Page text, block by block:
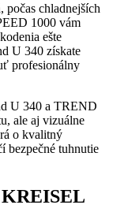
počas chladnejších
1000 vám
ešte
U 340 získate
profesionálny
U 340 a TREND
ale aj vizuálne
o kvalitný
bezpečné tuhnutie
KREISEL